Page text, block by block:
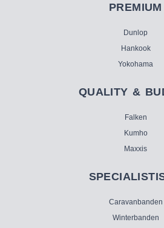
PREMIUM
Dunlop
Hankook
Yokohama
QUALITY &
Falken
Kumho
Maxxis
Caravanbanden
Winterbanden